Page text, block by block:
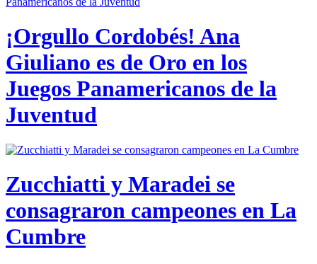
¡Orgullo Cordobés! Ana
Giuliano es de Oro en los
Juegos Panamericanos de la
Juventud
Zucchiatti y Maradei se
consagraron campeones en La
Cumbre